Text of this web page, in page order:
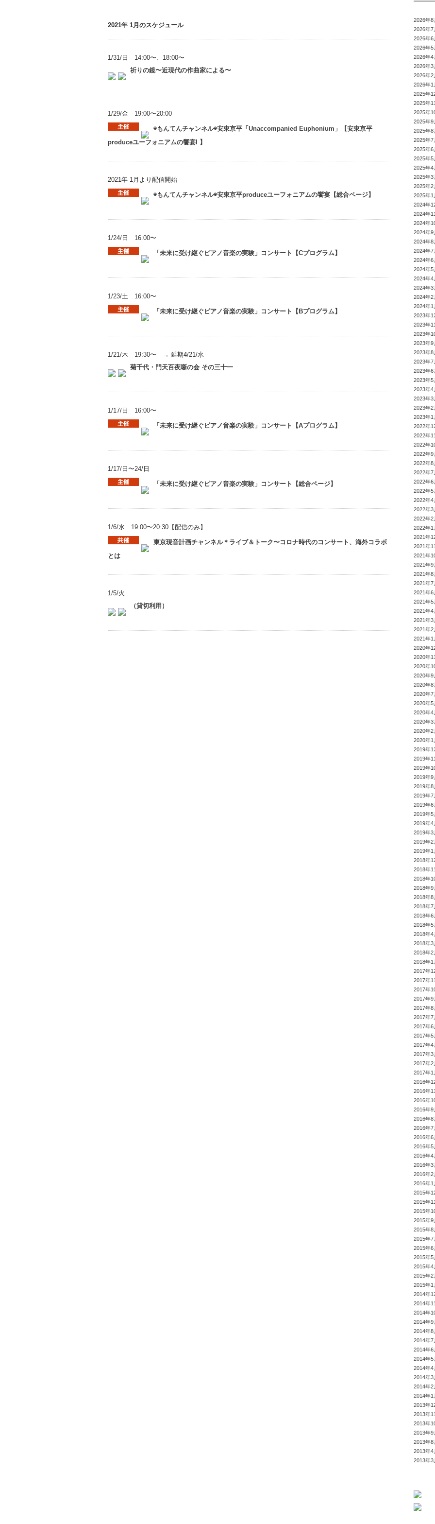
2021年 1月のスケジュール
1/31/日 14:00〜、18:00〜
祈りの鏡〜近現代の作曲家による〜
1/29/金 19:00〜20:00
◉もんてんチャンネル◉安東京平「Unaccompanied Euphonium」【安東京平
produceユーフォニアムの饗宴I 】
2021年 1月より配信開始
◉もんてんチャンネル◉安東京平produceユーフォニアムの饗宴【総合ページ】
1/24/日 16:00〜
「未来に受け継ぐピアノ音楽の実験」コンサート【Cプログラム】
1/23/土 16:00〜
「未来に受け継ぐピアノ音楽の実験」コンサート【Bプログラム】
1/21/木 19:30〜 → 延期4/21/水
菊千代・門天百夜噺の会 その三十一
1/17/日 16:00〜
「未来に受け継ぐピアノ音楽の実験」コンサート【Aプログラム】
1/17/日〜24/日
「未来に受け継ぐピアノ音楽の実験」コンサート【総合ページ】
1/6/水 19:00〜20:30【配信のみ】
東京現音計画チャンネル＊ライブ＆トーク〜コロナ時代のコンサート、海外コラボ
とは
1/5/火
（貸切利用）
2026年8
2026年7
2026年6
2026年5
2026年4
2026年3
2026年2
2026年1
2025年
2025年
2025年
2025年9
2025年8
2025年7
2025年6
2025年5
2025年4
2025年3
2025年2
2025年1
2024年
2024年
2024年
2024年9
2024年8
2024年7
2024年6
2024年5
2024年4
2024年3
2024年2
2024年1
2023年
2023年
2023年
2023年9
2023年8
2023年7
2023年6
2023年5
2023年4
2023年3
2023年2
2023年1
2022年
2022年
2022年
2022年9
2022年8
2022年7
2022年6
2022年5
2022年4
2022年3
2022年2
2022年1
2021年
2021年
2021年
2021年9
2021年8
2021年7
2021年6
2021年5
2021年4
2021年3
2021年2
2021年1
2020年
2020年
2020年
2020年9
2020年8
2020年7
2020年5
2020年4
2020年3
2020年2
2020年1
2019年
2019年
2019年
2019年9
2019年8
2019年7
2019年6
2019年5
2019年4
2019年3
2019年2
2019年1
2018年
2018年
2018年
2018年9
2018年8
2018年7
2018年6
2018年5
2018年4
2018年3
2018年2
2018年1
2017年
2017年
2017年
2017年9
2017年8
2017年7
2017年6
2017年5
2017年4
2017年3
2017年2
2017年1
2016年
2016年
2016年
2016年9
2016年8
2016年7
2016年6
2016年5
2016年4
2016年3
2016年2
2016年1
2015年
2015年
2015年
2015年9
2015年8
2015年7
2015年6
2015年5
2015年4
2015年2
2015年1
2014年
2014年
2014年
2014年9
2014年8
2014年7
2014年6
2014年5
2014年4
2014年3
2014年2
2014年1
2013年
2013年
2013年
2013年9
2013年8
2013年4
2013年3